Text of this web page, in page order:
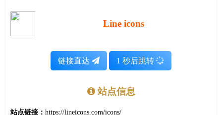
Line icons
链接直达 1 秒后跳转
站点信息
站点链接： https://lineicons.com/icons/